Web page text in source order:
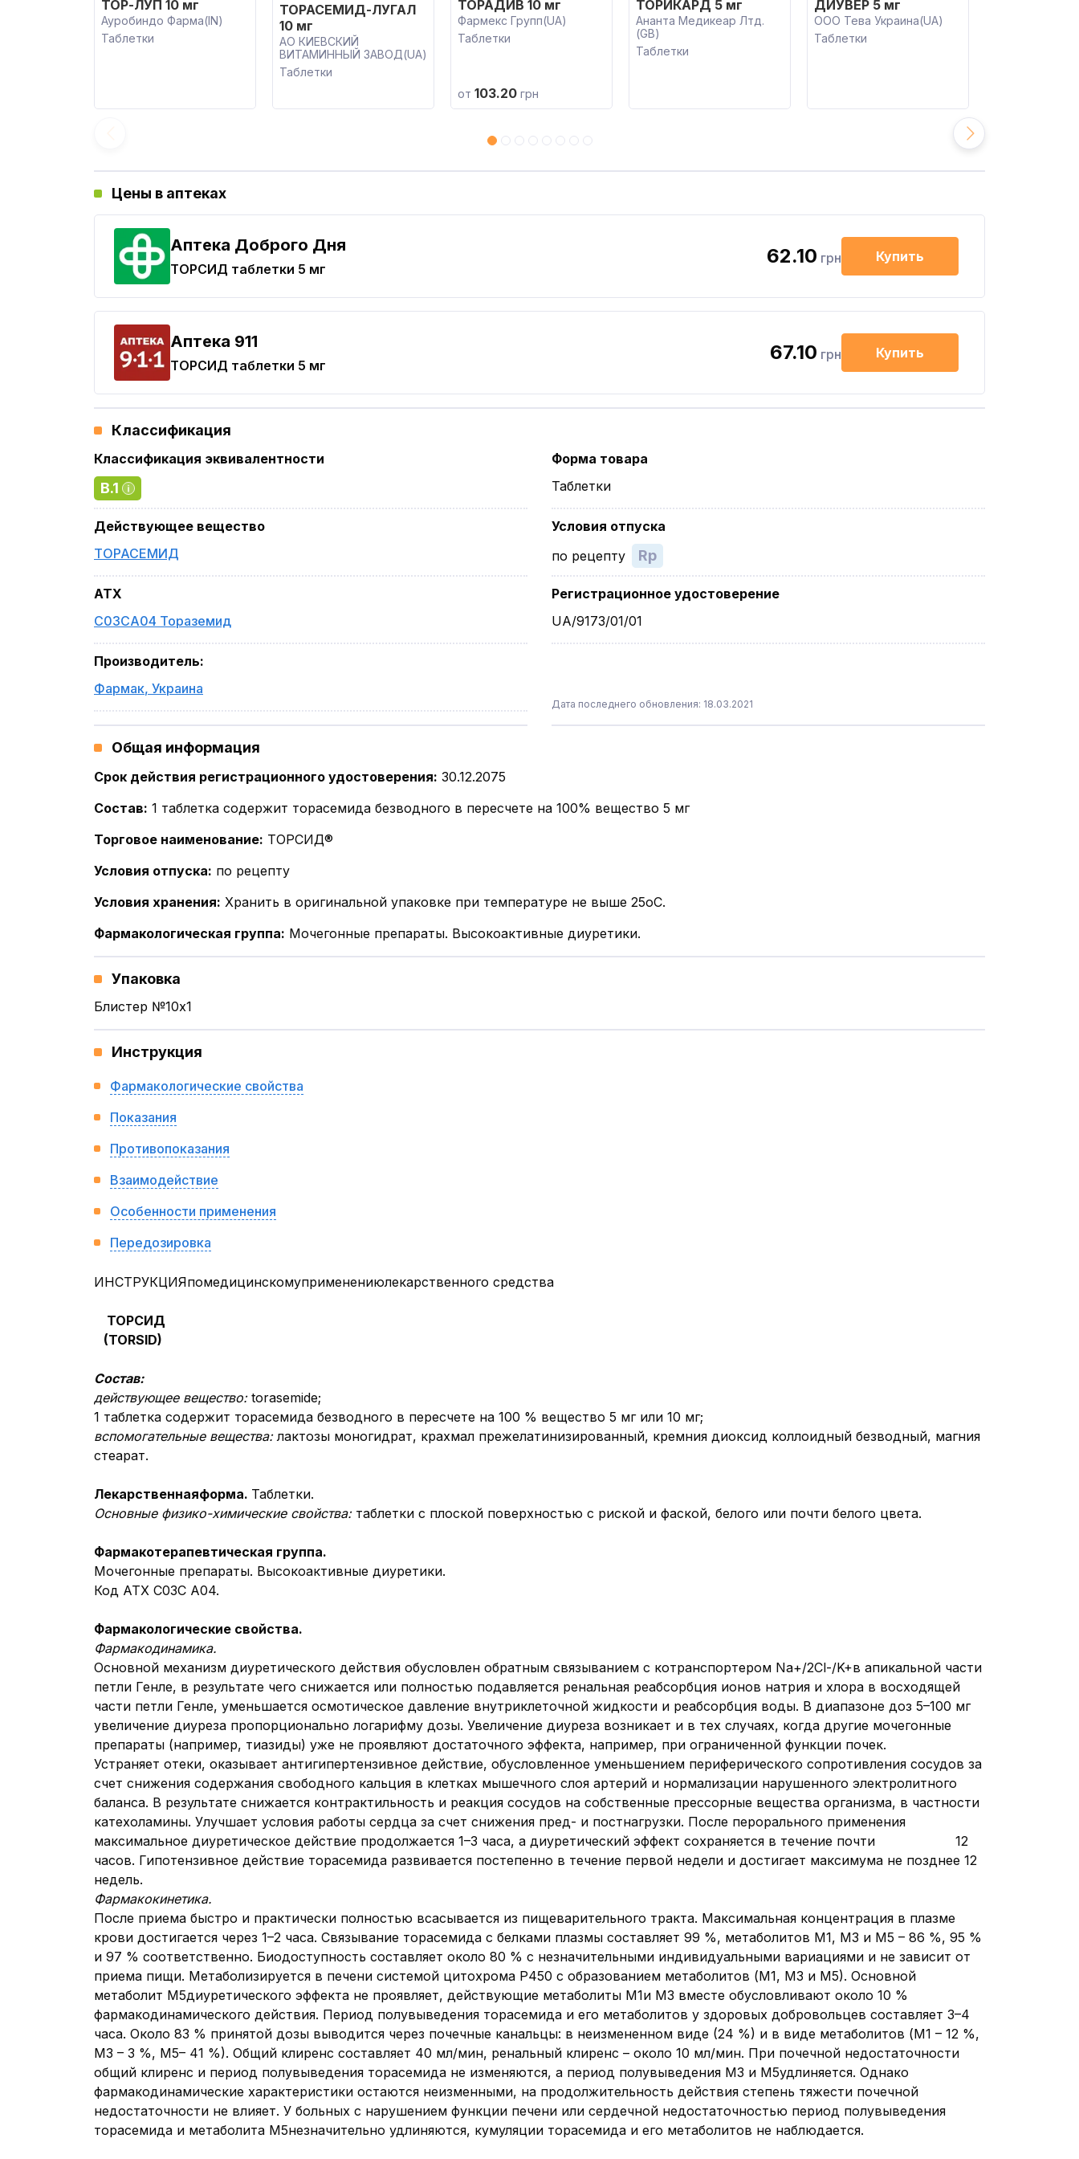
ТОР-ЛУП 10 мг
Ауробиндо Фарма(IN)
Таблетки
ТОРАСЕМИД-ЛУГАЛ
10 мг
АО КИЕВСКИЙ
ВИТАМИННЫЙ ЗАВОД(UA)
Таблетки
ТОРАДИВ 10 мг
Фармекс Групп(UA)
Таблетки
от 103.20 грн
ТОРИКАРД 5 мг
Ананта Медикеар Лтд.
(GB)
Таблетки
ДИУВЕР 5 мг
ООО Тева Украина(UA)
Таблетки
Цены в аптеках
Аптека Доброго Дня
ТОРСИД таблетки 5 мг
62.10 грн Купить
Aптека 911
ТОРСИД таблетки 5 мг
67.10 грн Купить
Классификация
Классификация эквивалентности
B.1
Действующее вещество
ТОРАСЕМИД
ATX
C03CA04 Тораземид
Производитель:
Фармак, Украина
Форма товара
Таблетки
Условия отпуска
по рецепту
Rp
Регистрационное удостоверение
UA/9173/01/01
Дата последнего обновления: 18.03.2021
Общая информация
Срок действия регистрационного удостоверения: 30.12.2075
Состав: 1 таблетка содержит торасемида безводного в пересчете на 100% вещество 5 мг
Торговое наименование: ТОРСИД®
Условия отпуска: по рецепту
Условия хранения: Хранить в оригинальной упаковке при температуре не выше 25оС.
Фармакологическая группа: Мочегонные препараты. Высокоактивные диуретики.
Упаковка
Блистер №10x1
Инструкция
Фармакологические свойства
Показания
Противопоказания
Взаимодействие
Особенности применения
Передозировка
ИНСТРУКЦИЯпомедицинскомуприменениюлекарственного средства
ТОРСИД
(TORSID)
Состав:
действующее вещество: torasemide;
1 таблетка содержит торасемида безводного в пересчете на 100 % вещество 5 мг или 10 мг;
вспомогательные вещества:лактозы моногидрат, крахмал прежелатинизированный, кремния диоксид коллоидный безводный, магния
стеарат.
Лекарственнаяформа. Таблетки.
Основные физико-химические свойства: таблетки с плоской поверхностью с риской и фаской, белого или почти белого цвета.
Фармакотерапевтичеcкая группа.
Мочегонные препараты. Высокоактивные диуретики.
Код АТХ С03С А04.
Фармакологические свойства.
Фармакодинамика.
Основной механизм диуретического действия обусловлен обратным связыванием с котранспортером Na+/2Cl-/K+в апикальной части
петли Генле, в результате чего снижается или полностью подавляется ренальная реабсорбция ионов натрия и хлора в восходящей
части петли Генле, уменьшается осмотическое давление внутриклеточной жидкости и реабсорбция воды. В диапазоне доз 5–100 мг
увеличение диуреза пропорционально логарифму дозы. Увеличение диуреза возникает и в тех случаях, когда другие мочегонные
препараты (например, тиазиды) уже не проявляют достаточного эффекта, например, при ограниченной функции почек.
Устраняет отеки, оказывает антигипертензивное действие, обусловленное уменьшением периферического сопротивления сосудов за
счет снижения содержания свободного кальция в клетках мышечного слоя артерий и нормализации нарушенного электролитного
баланса. В результате снижается контрактильность и реакция сосудов на собственные прессорные вещества организма, в частности
катехоламины. Улучшает условия работы сердца за счет снижения пред- и постнагрузки. После перорального применения
максимальное диуретическое действие продолжается 1–3 часа, а диуретический эффект сохраняется в течение почти 12
часов. Гипотензивное действие торасемида развивается постепенно в течение первой недели и достигает максимума не позднее 12
недель.
Фармакокинетика.
После приема быстро и практически полностью всасывается из пищеварительного тракта. Максимальная концентрация в плазме
крови достигается через 1–2 часа. Связывание торасемида с белками плазмы составляет 99 %, метаболитов М1, М3 и М5 – 86 %, 95 %
и 97 % соответственно. Биодоступность составляет около 80 % с незначительными индивидуальными вариациями и не зависит от
приема пищи. Метаболизируется в печени системой цитохрома Р450 с образованием метаболитов (М1, М3 и М5). Основной
метаболит М5диуретического эффекта не проявляет, действующие метаболиты М1и М3 вместе обусловливают около 10 %
фармакодинамического действия. Период полувыведения торасемида и его метаболитов у здоровых добровольцев составляет 3–4
часа. Около 83 % принятой дозы выводится через почечные канальцы: в неизмененном виде (24 %) и в виде метаболитов (М1 – 12 %,
М3 – 3 %, М5– 41 %). Общий клиренс составляет 40 мл/мин, ренальный клиренс – около 10 мл/мин. При почечной недостаточности
общий клиренс и период полувыведения торасемида не изменяются, а период полувыведения М3 и М5удлиняется. Однако
фармакодинамические характеристики остаются неизменными, на продолжительность действия степень тяжести почечной
недостаточности не влияет. У больных с нарушением функции печени или сердечной недостаточностью период полувыведения
торасемида и метаболита М5незначительно удлиняются, кумуляции торасемида и его метаболитов не наблюдается.